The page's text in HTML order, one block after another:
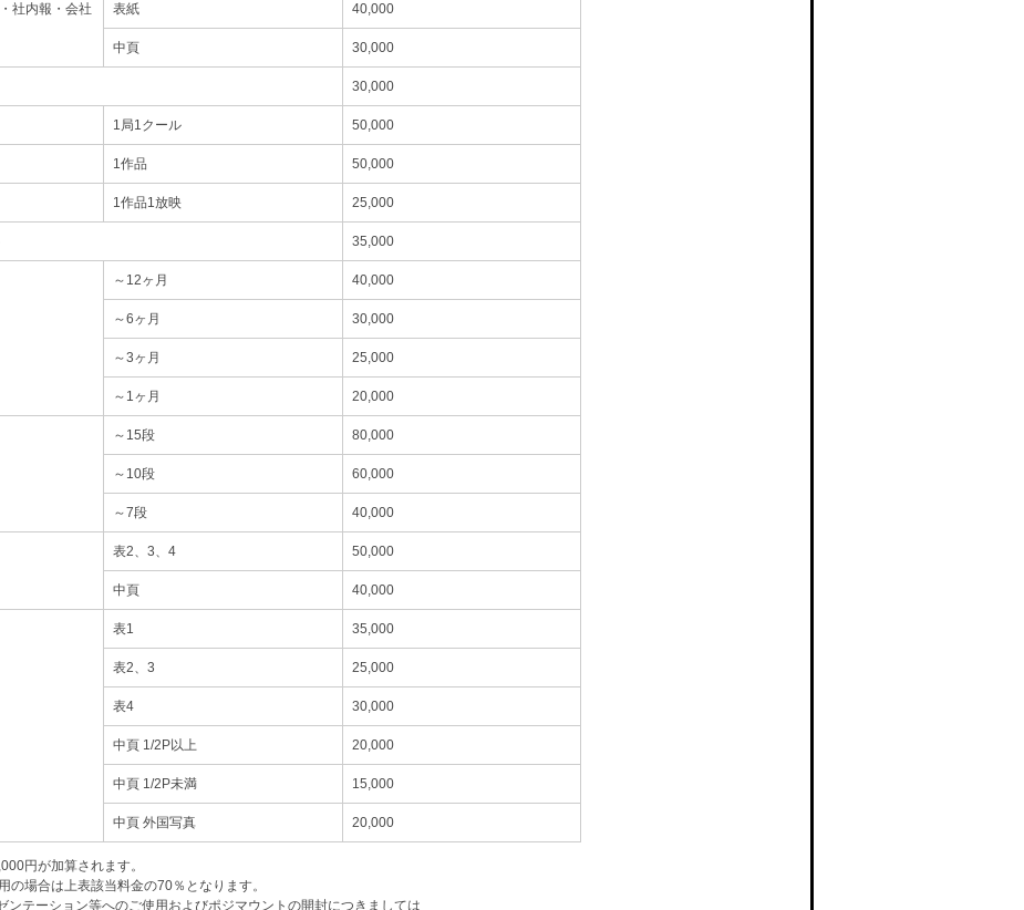
社内報・会社
表紙 40,000
中頁 30,000
30,000
1局1クール 50,000
1作品 50,000
1作品1放映 25,000
35,000
～12ヶ月 40,000
～6ヶ月 30,000
～3ヶ月 25,000
～1ヶ月 20,000
～15段 80,000
～10段 60,000
～7段 40,000
表2、3、4 50,000
中頁 40,000
表1 35,000
表2、3 25,000
表4 30,000
中頁 1/2P以上 20,000
中頁 1/2P未満 15,000
中頁 外国写真 20,000
円が加算されます。
場合は上表該当料金の70％となります。
テーション等へのご使用およびポジマウントの開封につきましては